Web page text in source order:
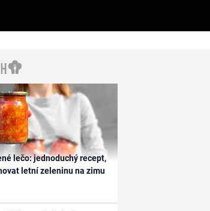
lečo: jednoduchý recept,
letní zeleninu na zimu